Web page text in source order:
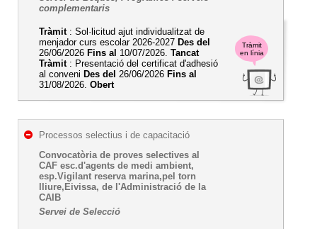
Tràmit
en línia
complementaris
Tràmit: Sol·licitud ajut individualitzat de
menjador curs escolar 2026-2027 Des del
26/06/2026 Fins al 10/07/2026. Tancat
Tràmit: Presentació del certificat d'adhesió
al conveni Des del 26/06/2026 Fins al
31/08/2026. Obert
Processos selectius i de capacitació
Convocatòria de proves selectives al
CAF esc.d'agents de medi ambient,
esp.Vigilant reserva marina,pel torn
lliure,Eivissa, de l'Administració de la
CAIB
Servei de Selecció